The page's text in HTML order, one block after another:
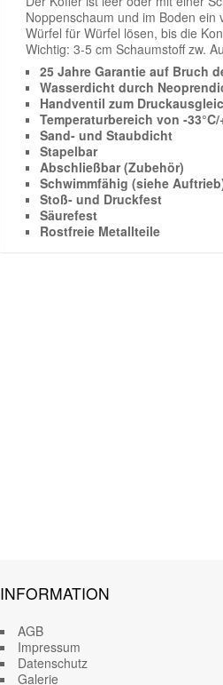
Noppenschaum und im Boden
Würfel für Würfel lösen, bis die
Wichtig: 3-5 cm Schaumstoff zw.
25 Jahre Garantie auf Bruch
Wasserdicht durch
Handventil zum
Temperaturbereich von -33°C/
Sand- und Staubdicht
Stapelbar
Abschließbar (Zubehör)
Schwimmfähig (siehe
Stoß- und Druckfest
Säurefest
Rostfreie Metallteile
INFORMATION
AGB
Impressum
Datenschutz
Galerie